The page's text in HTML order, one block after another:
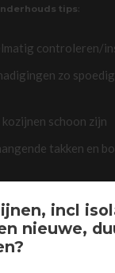
tips:
controleren/
zo
schoon zijn
takken en
incl
nieuwe,